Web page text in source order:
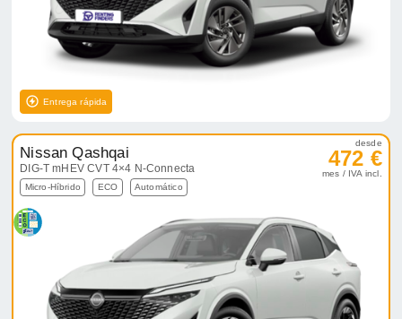
Entrega rápida
Nissan Qashqai
DIG-T mHEV CVT 4×4 N-Connecta
Micro-Híbrido ECO Automático
desde
472 €
mes / IVA incl.